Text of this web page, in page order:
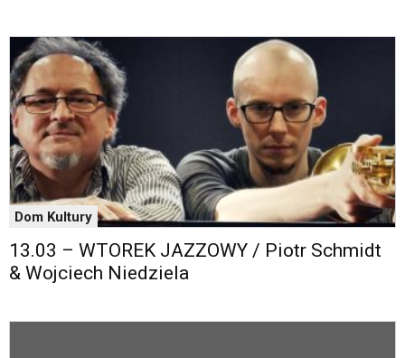
Dom Kultury
13.03 – WTOREK JAZZOWY / Piotr Schmidt
& Wojciech Niedziela